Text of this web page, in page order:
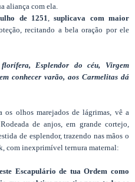
aliança com ela.
de 1251
,suplicava com maior
recitando a bela oração por ele
Esplendor do céu, Virgem
conhecer varão, aos Carmelitas dá
os olhos marejados de lágrimas, vê a
de anjos, em grande cortejo,
de esplendor, trazendo nas mãos o
com inexprimível ternura maternal:
Escapulário de tua Ordem como